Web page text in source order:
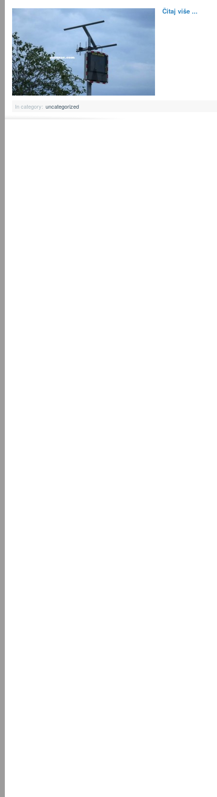
Čitaj više ...
In category: uncategorized